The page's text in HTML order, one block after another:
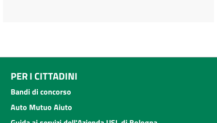
PER I CITTADINI
Bandi di concorso
Auto Mutuo Aiuto